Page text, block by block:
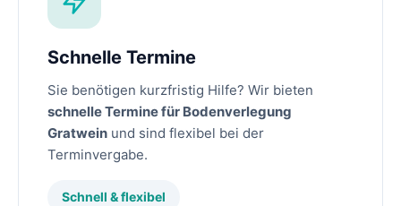
Schnelle Termine
Sie benötigen kurzfristig Hilfe? Wir bieten
schnelle Termine für Bodenverlegung
Gratwein und sind flexibel bei der
Terminvergabe.
Schnell & flexibel